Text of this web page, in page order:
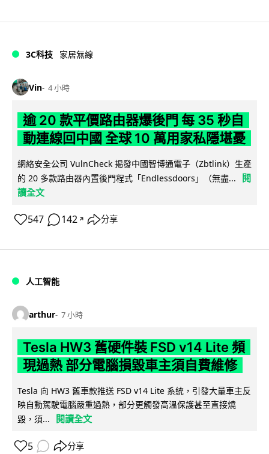
3C科技 家居無線
Vin 4 小時
逾 20 款平價路由器爆後門 每 35 秒自
動連線回中國 全球 10 萬用家私隱堪憂
網絡安全公司 VulnCheck 揭發中國智博通電子（Zbtlink）生產
的 20 多款路由器內置後門程式「Endlessdoors」（無盡...
閱
讀全文
547 142 ↗ 分享
人工智能
arthur 7 小時
Tesla HW3 舊硬件裝 FSD v14 Lite 頻
現過熱 部分電腦損毀車主須自費維修
Tesla 向 HW3 舊車款推送 FSD v14 Lite 系統，引發大量車主反
映自動駕駛電腦嚴重過熱，部分更觸發高溫保護甚至直接燒
毀，須...
閱讀全文
5 分享